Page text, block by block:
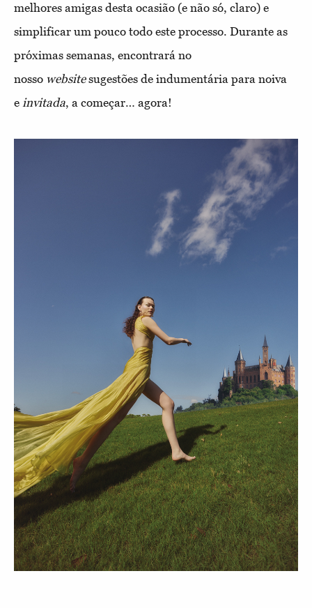
melhores amigas desta ocasião (e não só, claro) e
simplificar um pouco todo este processo. Durante as
próximas semanas, encontrará no
nosso websitesugestões de indumentária para noiva
e invitada, a começar… agora!